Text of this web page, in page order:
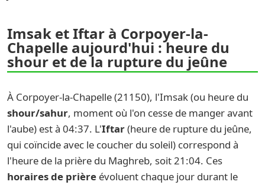
Imsak et Iftar à Corpoyer-la-
Chapelle aujourd'hui : heure du
shour et de la rupture du jeûne
À Corpoyer-la-Chapelle (21150), l'Imsak (ou heure du
shour/sahur, moment où l'on cesse de manger avant
l'aube) est à 04:37. L'Iftar(heure de rupture du jeûne,
qui coïncide avec le coucher du soleil) correspond à
l'heure de la prière du Maghreb, soit 21:04. Ces
horaires de prière évoluent chaque jour durant le